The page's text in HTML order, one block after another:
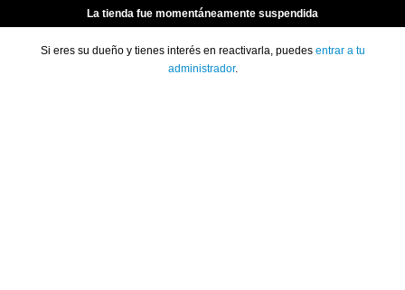
La tienda fue momentáneamente suspendida
Si eres su dueño y tienes interés en reactivarla, puedes entrar a tu
administrador.